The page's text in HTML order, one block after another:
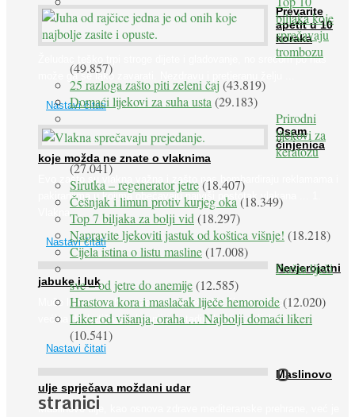
Prevarite
apetit u 10
koraka
Želudac teško trpi stroge dijete i gladovanje, no srećom po nas
može ga se lako zavarati. Nezdravu i pretjeranu želju ...
Nastavi čitati
Osam
činjenica
koje možda ne znate o vlaknima
Evo zašto su vlakna važna i zašto nas bombardiraju reklamama i
pakiranjima u kojima obećavaju najviši postotak vlakana ... 1.
Vlakna ...
Nastavi čitati
Nevjerojatni
jabuke i luk
Muče li vas tegobe vezane uz srce, oči i živce, od kojih pati
većina dijabetičara u kasnijem stadiju bolesti, jabuke ...
Nastavi čitati
Maslinovo
ulje sprječava moždani udar
Maslinovo ulje, kao osnova zdrave mediteranske prehrane, već je
biljaka koje
sprečavaju
trombozu
(49.857)
25 razloga zašto piti zeleni čaj(43.819)
Domaći lijekovi za suha usta (29.183)
Prirodni
lijekovi za
keratozu
(27.041)
Sirutka – regenerator jetre(18.407)
Češnjak i limun protiv kurjeg oka (18.349)
Top 7 biljaka za bolji vid (18.297)
Napravite ljekoviti jastuk od koštica višnje! (18.218)
Cijela istina o listu masline(17.008)
Peršin liječi
sve – od jetre do anemije(12.585)
Hrastova kora i maslačak liječe hemoroide(12.020)
Liker od višanja, oraha … Najbolji domaći likeri
(10.541)
O
stranici